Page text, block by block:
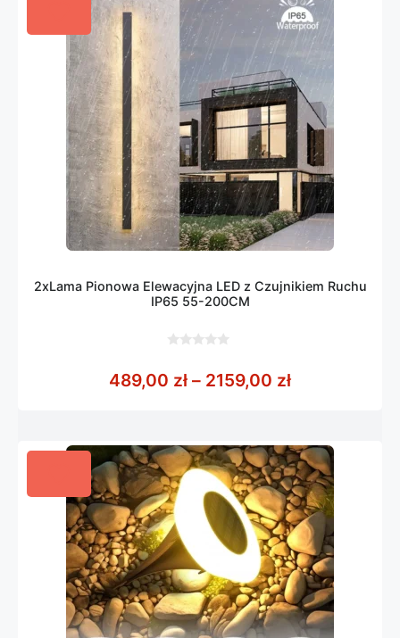
2xLama Pionowa Elewacyjna LED z Czujnikiem Ruchu
IP65 55-200CM
5
489,00 zł – 2159,00 złZakres cen: